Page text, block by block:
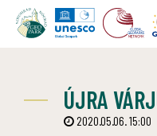
ÚJRA
2020.05.06. 15:00